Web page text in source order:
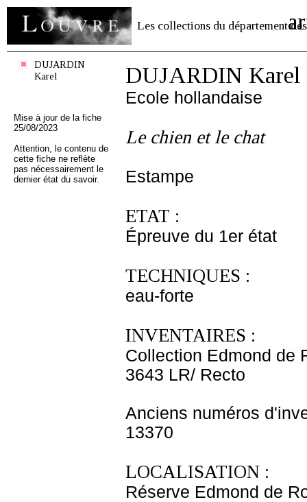
Les collections du département des
DUJARDIN
Karel
Mise à jour de la fiche
25/08/2023
Attention, le contenu de
cette fiche ne reflète
pas nécessairement le
dernier état du savoir.
DUJARDIN Karel
Ecole hollandaise
Le chien et le chat
Estampe
ETAT :
Épreuve du 1er état
TECHNIQUES :
eau-forte
INVENTAIRES :
Collection Edmond de
3643 LR/ Recto
Anciens numéros
13370
LOCALISATION :
Réserve Edmond de